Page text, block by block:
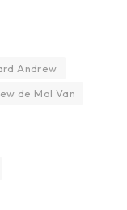
Andrew
de Mol Van